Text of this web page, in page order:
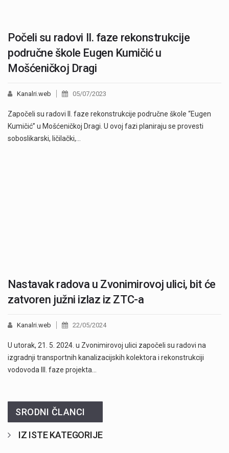
Počeli su radovi II. faze rekonstrukcije
područne škole Eugen Kumičić u
Mošćeničkoj Dragi
Kanalri.web 05/07/2023
Započeli su radovi II. faze rekonstrukcije područne škole “Eugen
Kumičić” u Mošćeničkoj Dragi. U ovoj fazi planiraju se provesti
soboslikarski, ličilački,…
Nastavak radova u Zvonimirovoj ulici, bit će
zatvoren južni izlaz iz ZTC-a
Kanalri.web 22/05/2024
U utorak, 21. 5. 2024. u Zvonimirovoj ulici započeli su radovi na
izgradnji transportnih kanalizacijskih kolektora i rekonstrukciji
vodovoda III. faze projekta…
SRODNI ČLANCI
IZ ISTE KATEGORIJE